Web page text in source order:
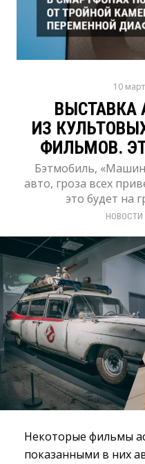
10
ВЫСТАВКА
ИЗ
ФИЛЬМОВ.
Бэтмобиль,
авто, гроза всех
это будет на
НОВОСТИ
Некоторые фильмы
показанными в них